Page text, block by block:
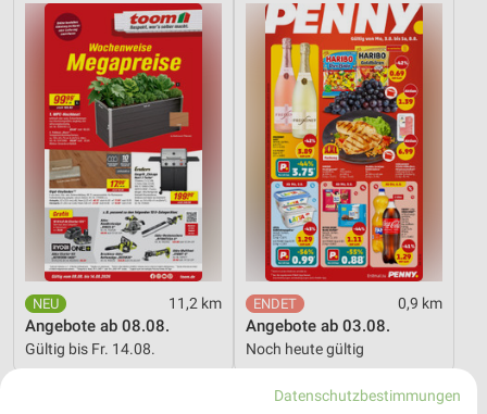
11,2 km
Angebote ab 08.08.
Gültig bis Fr. 14.08.
0,9 km
Angebote ab 03.08.
Noch heute gültig
XXXLutz
Datenschutzbestimmungen